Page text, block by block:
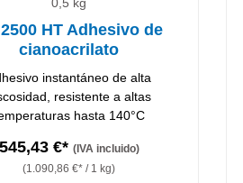
HT Adhesivo de
cianoacrilato
instantáneo de alta
resistente a altas
hasta 140°C
€* (IVA incluido)
(1.090,86 €* / 1 kg)